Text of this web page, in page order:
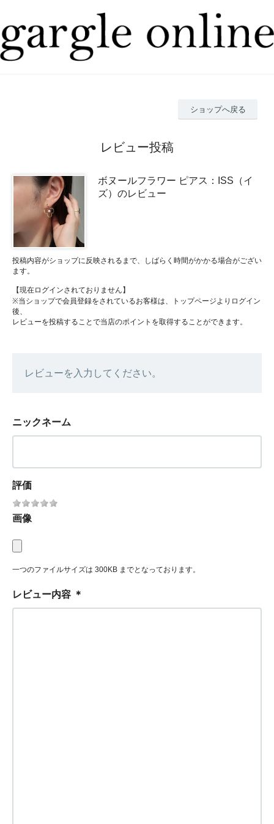
ショップへ戻る
レビュー投稿
ボヌールフラワー ピアス：ISS（イ
ズ）のレビュー
投稿内容がショップに反映されるまで、しばらく時間がかかる場合がござい
ます。
【現在ログインされておりません】
※当ショップで会員登録をされているお客様は、トップページよりログイン
後、
レビューを投稿することで当店のポイントを取得することができます。
レビューを入力してください。
ニックネーム
評価
画像
一つのファイルサイズは 300KB までとなっております。
レビュー内容 ＊